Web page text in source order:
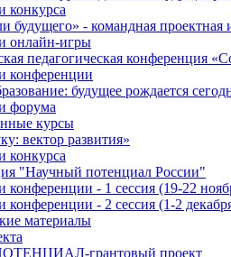
конкурса
будущего» - командная проектная
онлайн-игры
педагогическая конференция
конференции
будущее рождается
форума
курсы
вектор развития»
конкурса
"Научный потенциал России"
конференции - 1 сессия (19-22
конференции - 2 сессия (1-2
материалы
грантовый проект